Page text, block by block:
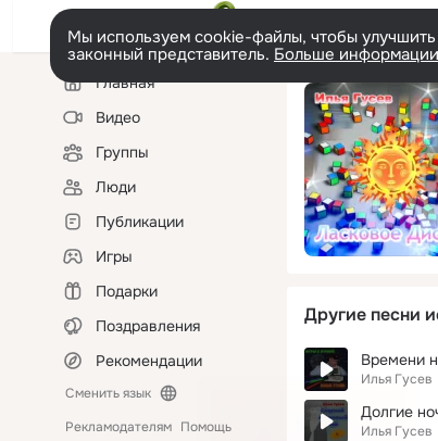
Мы используем cookie-файлы, чтобы
законный представитель. Больше информации
Левая
колонкаГлавная
Видео
Группы
Люди
Публикации
Игры
Подарки
Поздравления
Рекомендации
Сменить язык
Рекламодателям Помощь
Другие песни
Времени
Илья Гусев
Долгие
Илья Гусев